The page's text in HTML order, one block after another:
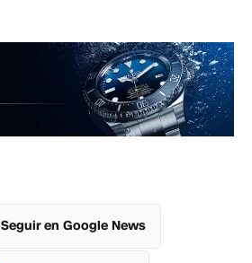
Seguir en Google News